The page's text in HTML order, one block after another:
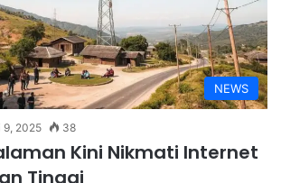
NEWS
9, 2025 38
Kini Nikmati Internet
Tinggi